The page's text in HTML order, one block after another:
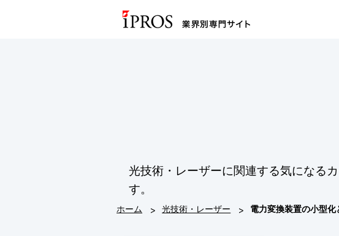
光技術・レーザーに関連する気になる
す。
ホーム > 光技術・レーザー > 電力変換装置の小型